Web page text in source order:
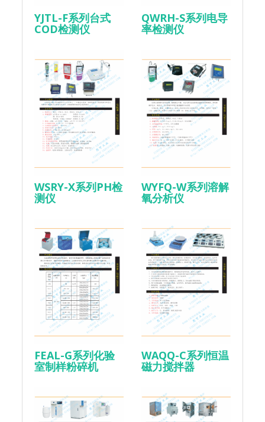
YJTL-F系列台式
COD检测仪
QWRH-S系列电导
率检测仪
WSRY-X系列PH检
测仪
WYFQ-W系列溶解
氧分析仪
FEAL-G系列化验
室制样粉碎机
WAQQ-C系列恒温
磁力搅拌器